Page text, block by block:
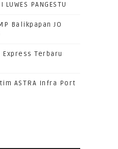
PANGESTU
Balikpapan JO
Express Terbaru
ASTRA Infra Port